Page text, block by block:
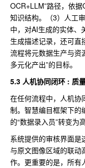
OCR+LLM”路径，依
知识结构。（3）人工
中，对AI生成的实体、
生成描述记录，还可
流程将元数据生产与资
多元化产出”的目标。
5.3 人机协同闭环 : 质
在任何流程中，人机协
制。智慧编目框架下的
的“数据录入员”转变为
系统提供的审核界面
与原文图像区域的联动
作。更重要的是，所有